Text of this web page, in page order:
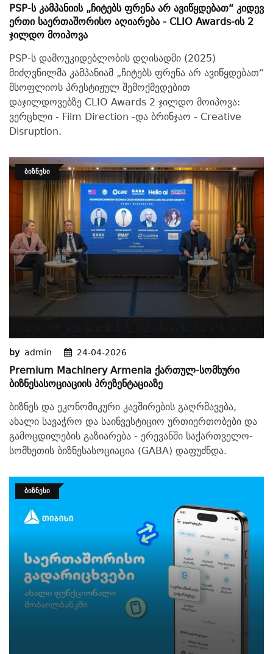
PSP-Ს Კამპანიის „ჩიტებს Ფრენა Არ Ავიწყდებათ“ Კიდევ
Ერთი Საერთაშორისო Აღიარება - CLIO Awards-Ის 2
Ჯილდო Მოიპოვა
PSP-ს დამოუკიდებლობის დღისადმი (2025)
მიძღვნილმა კამპანიამ „ჩიტებს ფრენა არ ავიწყდებათ“
მსოფლიოს პრესტიჟულ შემოქმედებით
დაჯილდოვებზე CLIO Awards 2 ჯილდო მოიპოვა:
ვერცხლი - Film Direction -და ბრინჯაო - Creative
Disruption.
ᲑᲘᲖᲜᲔᲡᲘ
by admin 24-04-2026
Premium Machinery Armenia Ქართულ-Სომხური
Ბიზნესასოციაციის Პრეზენტაციაზე
ბიზნეს და ეკონომიკური კავშირების გაღრმავება,
ახალი სავაჭრო და საინვესტიციო ურთიერთობები და
გამოცდილების გაზიარება - ერევანში საქართველო-
სომხეთის ბიზნესასოციაცია (GABA) დაფუძნდა.
ᲑᲘᲖᲜᲔᲡᲘ